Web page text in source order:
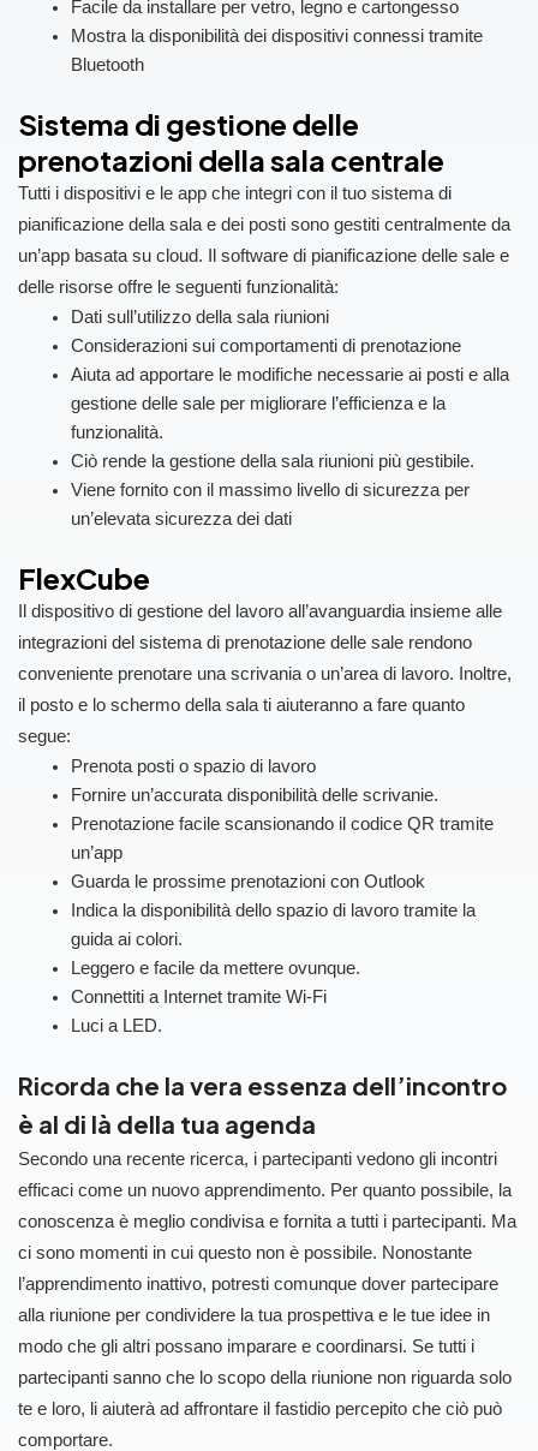
Facile da installare per vetro, legno e cartongesso
Mostra la disponibilità dei dispositivi connessi tramite
Bluetooth
Sistema di gestione delle
prenotazioni della sala centrale
Tutti i dispositivi e le app che integri con il tuo sistema di
pianificazione della sala e dei posti sono gestiti centralmente da
un’app basata su cloud. Il software di pianificazione delle sale e
delle risorse offre le seguenti funzionalità:
Dati sull’utilizzo della sala riunioni
Considerazioni sui comportamenti di prenotazione
Aiuta ad apportare le modifiche necessarie ai posti e alla
gestione delle sale per migliorare l’efficienza e la
funzionalità.
Ciò rende la gestione della sala riunioni più gestibile.
Viene fornito con il massimo livello di sicurezza per
un’elevata sicurezza dei dati
FlexCube
Il dispositivo di gestione del lavoro all’avanguardia insieme alle
integrazioni del sistema di prenotazione delle sale rendono
conveniente prenotare una scrivania o un’area di lavoro. Inoltre,
il posto e lo schermo della sala ti aiuteranno a fare quanto
segue:
Prenota posti o spazio di lavoro
Fornire un’accurata disponibilità delle scrivanie.
Prenotazione facile scansionando il codice QR tramite
un’app
Guarda le prossime prenotazioni con Outlook
Indica la disponibilità dello spazio di lavoro tramite la
guida ai colori.
Leggero e facile da mettere ovunque.
Connettiti a Internet tramite Wi-Fi
Luci a LED.
Ricorda che la vera essenza dell’incontro
è al di là della tua agenda
Secondo una recente ricerca, i partecipanti vedono gli incontri
efficaci come un nuovo apprendimento. Per quanto possibile, la
conoscenza è meglio condivisa e fornita a tutti i partecipanti. Ma
ci sono momenti in cui questo non è possibile. Nonostante
l’apprendimento inattivo, potresti comunque dover partecipare
alla riunione per condividere la tua prospettiva e le tue idee in
modo che gli altri possano imparare e coordinarsi. Se tutti i
partecipanti sanno che lo scopo della riunione non riguarda solo
te e loro, li aiuterà ad affrontare il fastidio percepito che ciò può
comportare.